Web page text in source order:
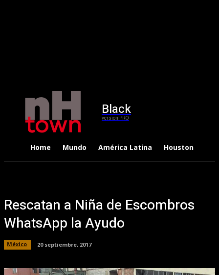
Black
version PRO
Home Mundo América Latina Houston
Rescatan a Niña de Escombros
WhatsApp la Ayudo
México 20 septiembre, 2017